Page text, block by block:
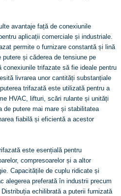
avantaje față de conexiunile
aplicații comerciale și industriale.
permite o furnizare constantă și lină
putere și căderea de tensiune pe
trifazate să fie ideale pentru
livrarea unor cantități substanțiale
trifazată este utilizată pentru a
HVAC, lifturi, scări rulante și unități
de putere mai mare și stabilitatea
fiabilă și eficientă a acestor
este esențială pentru
compresoarelor și a altor
Capacitățile de cuplu ridicate și
alegerea preferată în industrii precum
echilibrată a puterii furnizată